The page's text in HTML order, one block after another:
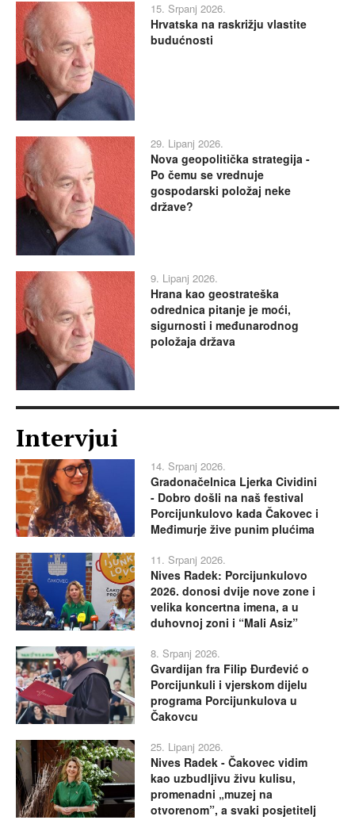
15. Srpanj 2026.
Hrvatska na raskrižju vlastite
budućnosti
29. Lipanj 2026.
Nova geopolitička strategija -
Po čemu se vrednuje
gospodarski položaj neke
države?
9. Lipanj 2026.
Hrana kao geostrateška
odrednica pitanje je moći,
sigurnosti i međunarodnog
položaja država
Intervjui
14. Srpanj 2026.
Gradonačelnica Ljerka Cividini
- Dobro došli na naš festival
Porcijunkulovo kada Čakovec i
Međimurje žive punim plućima
11. Srpanj 2026.
Nives Radek: Porcijunkulovo
2026. donosi dvije nove zone i
velika koncertna imena, a u
duhovnoj zoni i “Mali Asiz”
8. Srpanj 2026.
Gvardijan fra Filip Đurđević o
Porcijunkuli i vjerskom dijelu
programa Porcijunkulova u
Čakovcu
25. Lipanj 2026.
Nives Radek - Čakovec vidim
kao uzbudljivu živu kulisu,
promenadni „muzej na
otvorenom”, a svaki posjetitelj